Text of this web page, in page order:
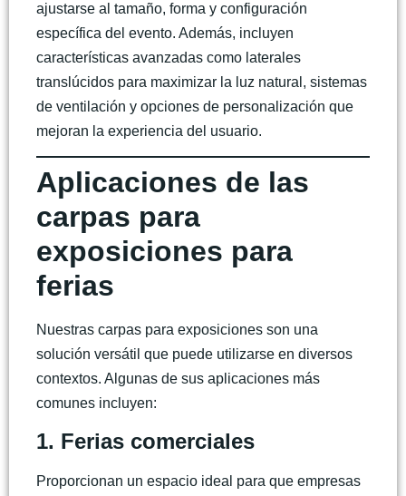
ajustarse al tamaño, forma y configuración
específica del evento. Además, incluyen
características avanzadas como laterales
translúcidos para maximizar la luz natural, sistemas
de ventilación y opciones de personalización que
mejoran la experiencia del usuario.
Aplicaciones de las
carpas para
exposiciones para
ferias
Nuestrascarpas para exposiciones son una
solución versátil que puede utilizarse en diversos
contextos. Algunas de sus aplicaciones más
comunes incluyen:
1. Ferias comerciales
Proporcionan un espacio ideal para que empresas